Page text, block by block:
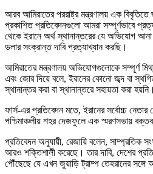
আরব আমিরাতের পররাষ্ট্র মন্ত্রণালয় এক
প্রকাশিত প্রতিবেদনগুলো আমরা সম্পূর্ণভাবে
থেকে ইরানে অর্থ স্থানান্তরের যে অভিযোগ আনা
ডলার সংক্রান্ত দাবি প্রত্যাখ্যান করছি।
আমিরাতের মন্ত্রণালয় অভিযোগগুলোকে সম্পূর্ণ
এবং জোর দিয়ে বলে, ইরানের কোনো জব্দ বা
স্থানান্তর করা বা স্থানান্তরে সহায়তা করা হয়নি।
ফার্স-এর প্রতিবেদন মতে, ইরানের সর্বোচ্চ নেতার
পশ্চিমাঞ্চলীয় শহর দেজফুলে এক স্মরণসভায়
প্রতিবেদন অনুযায়ী, রেজায়ি বলেন, সাম্প্রতিক
আরও শক্তিশালী করেছে। তার দাবি, দেশের
পৌঁছেছে যে এখন জুয়াড়ি ট্রাম্প তেহরানের